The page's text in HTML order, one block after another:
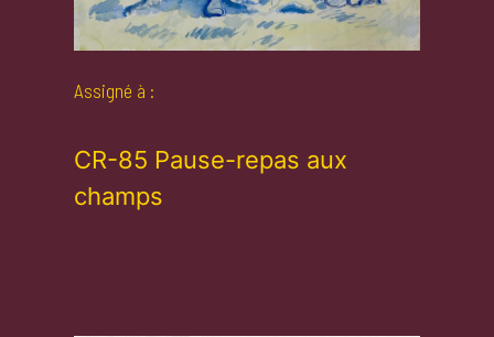
Assigné à :
CR-85 Pause-repas aux
champs